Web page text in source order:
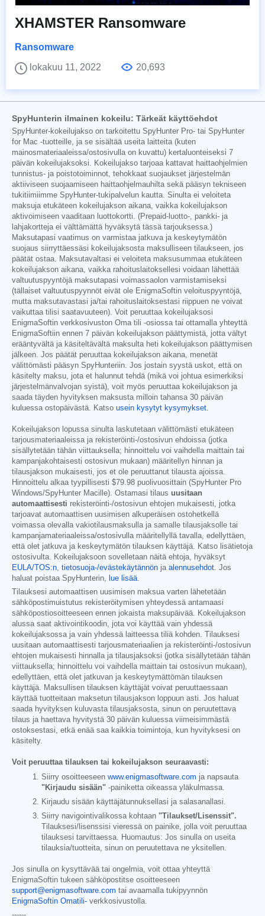
XHAMSTER Ransomware
Ransomware
lokakuu 11, 2022
20,693
SpyHunterin ilmainen kokeilu: Tärkeät käyttöehdot
SpyHunter-kokeilujakso on tarkoitettu SpyHunter Pro- tai SpyHunter
for Mac -tuotteille, ja se sisältää useita laitteita (kuten
mainosmateriaaleissa/ostosivulla on kuvattu) kertaluonteiseksi 7
päivän kokeilujaksoksi. Kokeilujakso tarjoaa kattavat haittaohjelmien
tunnistus- ja poistotoiminnot, tehokkaat suojaukset järjestelmän
aktiiviseen suojaamiseen haittaohjelmauhilta sekä pääsyn tekniseen
tukitiimiimme SpyHunter-tukipalvelun kautta. Sinulta ei veloiteta
maksuja etukäteen kokeilujakson aikana, vaikka kokeilujakson
aktivoimiseen vaaditaan luottokortti. (Prepaid-luotto-, pankki- ja
lahjakortteja ei välttämättä hyväksytä tässä tarjouksessa.)
Maksutapasi vaatimus on varmistaa jatkuva ja keskeytymätön
suojaus siirryttäessäsi kokeilujaksosta maksulliseen tilaukseen, jos
päätät ostaa. Maksutavaltasi ei veloiteta maksusummaa etukäteen
kokeilujakson aikana, vaikka rahoituslaitoksellesi voidaan lähettää
valtuutuspyyntöjä maksutapasi voimassaolon varmistamiseksi
(tällaiset valtuutuspyynnöt eivät ole EnigmaSoftin veloituspyyntöjä,
mutta maksutavastasi ja/tai rahoituslaitoksestasi riippuen ne voivat
vaikuttaa tilisi saatavuuteen). Voit peruuttaa kokeilujaksosi
EnigmaSoftin verkkosivuston Oma tili -osiossa tai ottamalla yhteyttä
EnigmaSoftiin ennen 7 päivän kokeilujakson päättymistä, jotta vältyt
erääntyvältä ja käsiteltävältä maksulta heti kokeilujakson päättymisen
jälkeen. Jos päätät peruuttaa kokeilujakson aikana, menetät
välittömästi pääsyn SpyHunteriin. Jos jostain syystä uskot, että on
käsitelty maksu, jota et halunnut tehdä (mikä voi johtua esimerkiksi
järjestelmänvalvojan syistä), voit myös peruuttaa kokeilujakson ja
saada täyden hyvityksen maksusta milloin tahansa 30 päivän
kuluessa ostopäivästä. Katso usein kysytyt kysymykset.
Kokeilujakson lopussa sinulta laskutetaan välittömästi etukäteen
tarjousmateriaaleissa ja rekisteröinti-/ostosivun ehdoissa (jotka
sisällytetään tähän viittauksella; hinnoittelu voi vaihdella maittain tai
kampanjakohtaisesti ostosivun mukaan) määritellyn hinnan ja
tilausjakson mukaisesti, jos et ole peruuttanut tilausta ajoissa.
Hinnoittelu alkaa tyypillisesti $79.98 puolivuosittain (SpyHunter Pro
Windows/SpyHunter Macille). Ostamasi tilaus uusitaan
automaattisesti rekisteröinti-/ostosivun ehtojen mukaisesti, jotka
tarjoavat automaattisen uusimisen alkuperäisen ostohetkellä
voimassa olevalla vakiotilausmaksulla ja samalle tilausjaksolle tai
kampanjamateriaaleissa/ostosivulla määritellyllä tavalla, edellyttäen,
että olet jatkuva ja keskeytymätön tilauksen käyttäjä. Katso lisätietoja
ostosivulta. Kokeilujaksoon sovelletaan näitä ehtoja, hyväksyt
EULA/TOS:n, tietosuoja-/evästekäytännön ja alennusehdot. Jos
haluat poistaa SpyHunterin, lue lisää.
Tilauksesi automaattisen uusimisen maksua varten lähetetään
sähköpostimuistutus rekisteröitymisen yhteydessä antamaasi
sähköpostiosoitteeseen ennen jokaista maksupäivää. Kokeilujakson
alussa saat aktivointikoodin, jota voi käyttää vain yhdessä
kokeilujaksossa ja vain yhdessä laitteessa tiliä kohden. Tilauksesi
uusitaan automaattisesti tarjousmateriaalien ja rekisteröinti-/ostosivun
ehtojen mukaisesti hinnalla ja tilausjaksoksi (jotka sisällytetään tähän
viittauksella; hinnoittelu voi vaihdella maittain tai ostosivun mukaan),
edellyttäen, että olet jatkuvan ja keskeytymättömän tilauksen
käyttäjä. Maksullisen tilauksen käyttäjät voivat peruuttaessaan
käyttää tuotteitaan maksetun tilausjakson loppuun asti. Jos haluat
saada hyvityksen kuluvasta tilausjaksosta, sinun on peruutettava
tilaus ja haettava hyvitystä 30 päivän kuluessa viimeisimmästä
ostoksestasi, etkä enää saa kaikkia toimintoja, kun hyvityksesi on
käsitelty.
Voit peruuttaa tilauksen tai kokeilujakson seuraavasti:
Siirry osoitteeseen www.enigmasoftware.com ja napsauta
"Kirjaudu sisään" -painiketta oikeassa yläkulmassa.
Kirjaudu sisään käyttäjätunnuksellasi ja salasanallasi.
Siirry navigointivalikossa kohtaan "Tilaukset/Lisenssit".
Tilauksesi/lisenssisi vieressä on painike, jolla voit peruuttaa
tilauksesi tarvittaessa. Huomautus: Jos sinulla on useita
tilauksia/tuotteita, sinun on peruutettava ne yksitellen.
Jos sinulla on kysyttävää tai ongelmia, voit ottaa yhteyttä
EnigmaSoftin tukeen sähköpostitse osoitteeseen
support@enigmasoftware.com tai avaamalla tukipyynnön
EnigmaSoftin Omatili- verkkosivustolla.